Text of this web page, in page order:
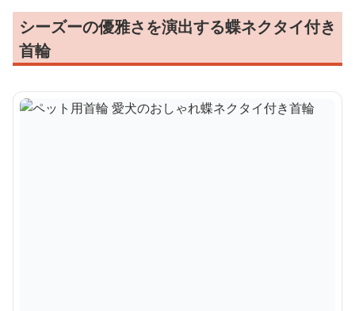
シーズーの優雅さを演出する蝶ネクタイ付き
首輪